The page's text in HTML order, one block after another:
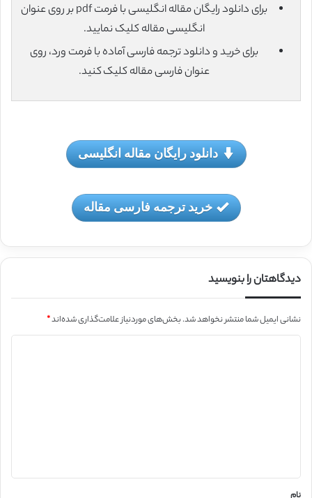
برای دانلود رایگان مقاله انگلیسی با فرمت pdf بر روی عنوان
انگلیسی مقاله کلیک نمایید.
برای خرید و دانلود ترجمه فارسی آماده با فرمت ورد، روی
عنوان فارسی مقاله کلیک کنید.
دانلود رایگان مقاله انگلیسی
خرید ترجمه فارسی مقاله
دیدگاهتان را بنویسید
نشانی ایمیل شما منتشر نخواهد شد.بخش‌های موردنیاز علامت‌گذاری شده‌اند*